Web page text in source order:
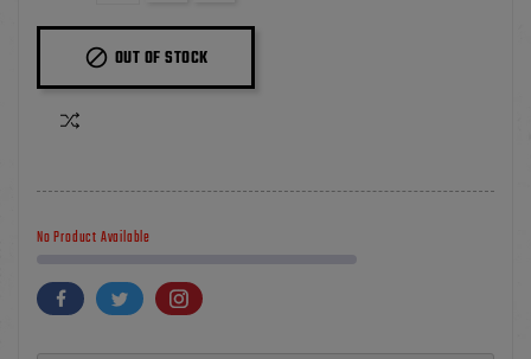
 OUT OF STOCK
No Product Available